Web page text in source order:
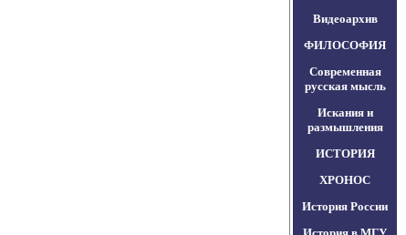
Видеоархив
ФИЛОСОФИЯ
Современная
русская мысль
Искания и
размышления
ИСТОРИЯ
ХРОНОС
История России